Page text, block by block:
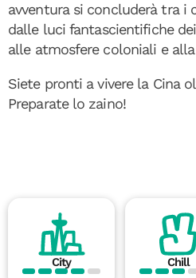
avventura si concluderà tra
dalle luci fantascientifiche
alle atmosfere coloniali e
Siete pronti a vivere la Cina
Preparate lo zaino!
City Chill